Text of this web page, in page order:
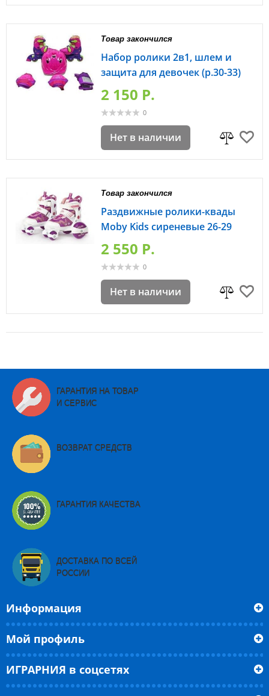
Товар закончился
Набор ролики 2в1, шлем и
защита для девочек (р.30-33)
2 150 P.
0
Нет в наличии
Товар закончился
Раздвижные ролики-квады
Moby Kids сиреневые 26-29
2 550 P.
0
Нет в наличии
ГАРАНТИЯ НА ТОВАР
И СЕРВИС
ВОЗВРАТ СРЕДСТВ
ГАРАНТИЯ КАЧЕСТВА
ДОСТАВКА ПО ВСЕЙ
РОССИИ
Информация
Мой профиль
ИГРАРНИЯ в соцсетях